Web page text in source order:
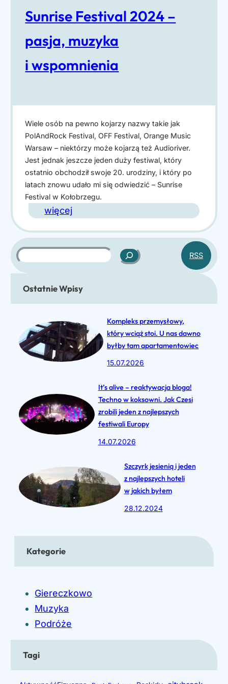
–
a
r
W
o
n
o
ś
c
i
,
M
z
u
m
K
i
k
s
N
a
r
c
i
n
Sunrise Festival 2024 –
pasja, muzyka
i wspomnienia
Wiele osób na pewno kojarzy nazwy takie jak
PolAndRock Festival, OFF Festival, Orange Music
Warsaw – niektórzy może kojarzą też Audioriver.
Jest jednak jeszcze jeden duży festiwal, który
ostatnio obchodził swoje 20. urodziny, i który po
latach znowu udało mi się odwiedzić – Sunrise
Festival w Kołobrzegu.
więcej:
u
i
s
F
e
s
i
v
a
0
2
4
a
u
y
S
z
RSS
Ostatnie Wpisy
Kompleks przemysłowy,
który wciąż stoi. U nas dawno
byłby tam apartamentowiec
15.07.2026
It’s alive – reaktywacja bloga!
Techno w koksowni. Jak Czesi
zrobili jeden z najlepszych
festiwali Europy
14.07.2026
Szczyrk jesienią i jeden
z najlepszych hoteli
w jakich byłem
28.12.2024
Kategorie
Giereczkowo
Muzyka
Podróże
Tagi